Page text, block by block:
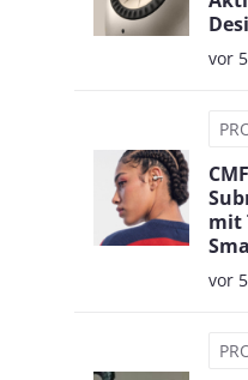
vor
mit
vor